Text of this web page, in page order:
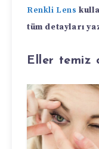
Renkli Lens
tüm detayları
Eller temiz